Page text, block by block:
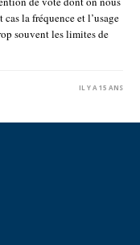
la fréquence et l’usage
souvent les limites de
IL Y A 15 ANS